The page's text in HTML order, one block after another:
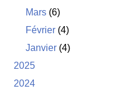
Mars (6)
Février (4)
Janvier (4)
2025
2024